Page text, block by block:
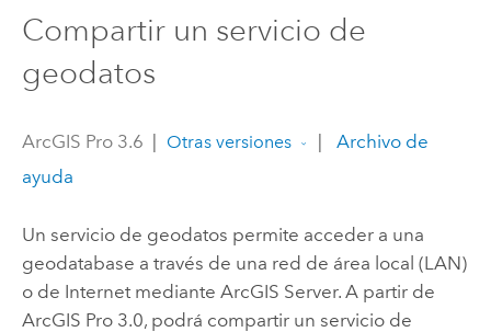
Compartir un servicio de
geodatos
ArcGIS Pro 3.6 Otras versiones
Archivo de
ayuda
Un servicio de geodatos permite acceder a una
geodatabase a través de una red de área local (LAN)
o de Internet mediante ArcGIS Server. A partir de
ArcGIS Pro 3.0, podrá compartir un servicio de